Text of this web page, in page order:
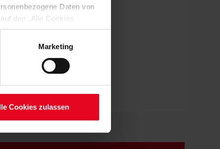
Daten von
den „Alle Cookies
Verarbeitung Ihrer
Art. 6 Abs. 1 lit. a DSGVO
Ihre etwaig erteilten
Marketing
Cookies zulassen